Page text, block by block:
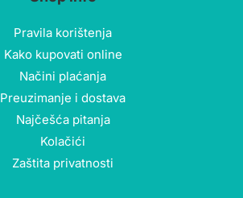
Pravila korištenja
Kako kupovati online
Načini plaćanja
Preuzimanje i dostava
Najčešća pitanja
Kolačići
Zaštita privatnosti